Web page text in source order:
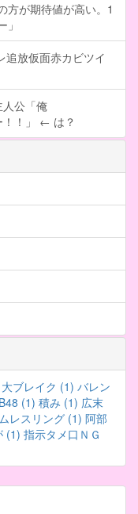
方が期待値が高い。1
追放仮面赤カビツイ
公「俺
！！」 ← は？
大ブレイク (1) バレン
(1) 積み (1) 広末
レスリング (1) 阿部
(1) 指示タメ口ＮＧ